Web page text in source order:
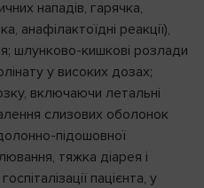
нападів, гарячка,
анафілактоїдні реакції),
шлунково-кишкові розлади
у високих дозах;
включаючи летальні
слизових оболонок
підошовної
тяжка діарея і
пацієнта, у